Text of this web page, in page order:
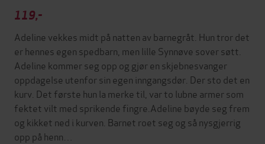
119,-
Adeline vekkes midt på natten av barnegråt. Hun tror det
er hennes egen spedbarn, men lille Synnøve sover søtt.
Adeline kommer seg opp og gjør en skjebnesvanger
oppdagelse utenfor sin egen inngangsdør. Der sto det en
kurv. Det første hun la merke til, var to lubne armer som
fektet vilt med sprikende fingre.Adeline bøyde seg frem
og kikket ned i kurven. Barnet roet seg og så nysgjerrig
opp på henn…